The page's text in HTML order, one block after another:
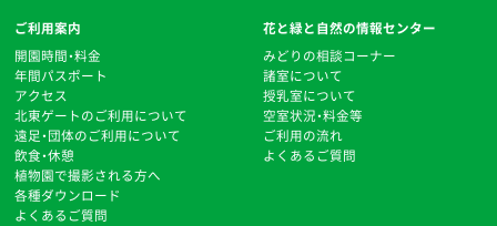
ご利用案内
開園時間・料金
年間パスポート
アクセス
北東ゲートのご利用について
遠足・団体のご利用について
飲食・休憩
植物園で撮影される方へ
各種ダウンロード
よくあるご質問
花と緑と自然の情報センター
みどりの相談コーナー
諸室について
授乳室について
空室状況・料金等
ご利用の流れ
よくあるご質問